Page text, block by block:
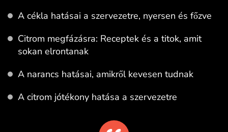
A cékla hatásai a szervezetre, nyersen és főzve
Citrom megfázásra: Receptek és a titok, amit
sokan elrontanak
A narancs hatásai, amikről kevesen tudnak
A citrom jótékony hatása a szervezetre